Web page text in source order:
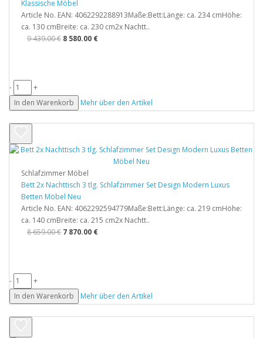
Klassische Möbel
Article No. EAN: 4062292288913Maße:Bett:Länge: ca. 234 cmHöhe:
ca. 130 cmBreite: ca. 230 cm2x Nachtt..
9 439.00 € 8 580.00 €
-
+
In den Warenkorb
Mehr über den Artikel
Schlafzimmer Möbel
Bett 2x Nachttisch 3 tlg. Schlafzimmer Set Design Modern Luxus
Betten Möbel Neu
Article No. EAN: 4062292594779Maße:Bett:Länge: ca. 219 cmHöhe:
ca. 140 cmBreite: ca. 215 cm2x Nachtt..
8 659.00 € 7 870.00 €
-
+
In den Warenkorb
Mehr über den Artikel